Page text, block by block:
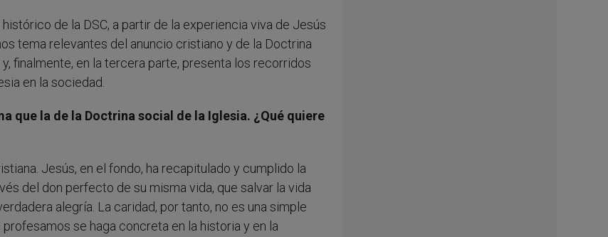
de la DSC, a partir de la experiencia viva de Jesús
tema relevantes del anuncio cristiano y de la Doctrina
finalmente, en la tercera parte, presenta los recorridos
en la sociedad.
que la de la Doctrina social de la Iglesia. ¿Qué quiere
Jesús, en el fondo, ha recapitulado y cumplido la
del don perfecto de su misma vida, que salvar la vida
alegría. La caridad, por tanto, no es una simple
se haga concreta en la historia y en la